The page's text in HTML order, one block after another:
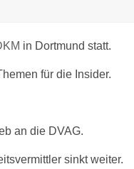
in Dortmund statt.
für die Insider.
an die DVAG.
sinkt weiter.